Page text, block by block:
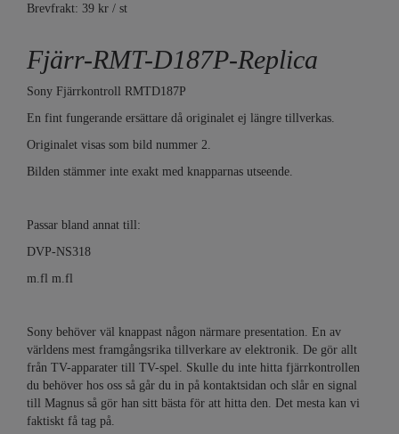
Brevfrakt: 39 kr / st
Fjärr-RMT-D187P-Replica
Sony Fjärrkontroll RMTD187P
En fint fungerande ersättare då originalet ej längre tillverkas.
Originalet visas som bild nummer 2.
Bilden stämmer inte exakt med knapparnas utseende.
Passar bland annat till:
DVP-NS318
m.fl m.fl
Sony behöver väl knappast någon närmare presentation. En av
världens mest framgångsrika tillverkare av elektronik. De gör allt
från TV-apparater till TV-spel. Skulle du inte hitta fjärrkontrollen
du behöver hos oss så går du in på kontaktsidan och slår en signal
till Magnus så gör han sitt bästa för att hitta den. Det mesta kan vi
faktiskt få tag på.